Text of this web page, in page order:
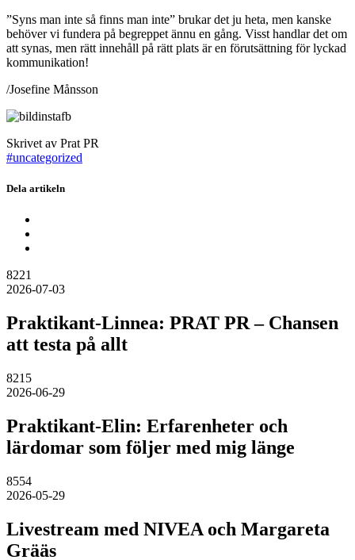
”Syns man inte så finns man inte” brukar det ju heta, men kanske
behöver vi fundera på begreppet ännu en gång. Visst handlar det om
att synas, men rätt innehåll på rätt plats är en förutsättning för lyckad
kommunikation!
/Josefine Månsson
Skrivet av Prat PR
#uncategorized
Dela artikeln
8221
2026-07-03
Praktikant-Linnea: PRAT PR – Chansen
att testa på allt
8215
2026-06-29
Praktikant-Elin: Erfarenheter och
lärdomar som följer med mig länge
8554
2026-05-29
Livestream med NIVEA och Margareta
Grääs